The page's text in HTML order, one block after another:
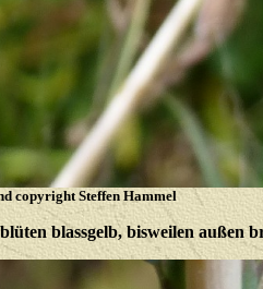
copyright Steffen Hammel
blassgelb, bisweilen außen